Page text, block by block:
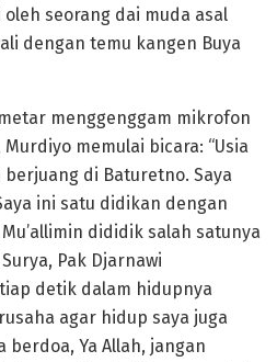
seorang dai muda asal
dengan temu kangen Buya
menggenggam mikrofon
memulai bicara: “Usia
di Baturetno. Saya
ini satu didikan dengan
dididik salah satunya
Pak Djarnawi
detik dalam hidupnya
agar hidup saya juga
berdoa, Ya Allah, jangan